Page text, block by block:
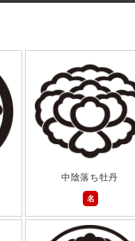
中陰落ち牡丹
名